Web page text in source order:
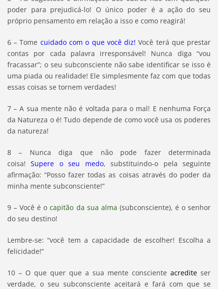
poder para prejudicá-lo! O único poder é a ação do seu
próprio pensamento em relação a isso e como reagirá!
6 – Tome cuidado com o que você diz! Você terá que prestar
contas por cada palavra irresponsável! Nunca diga “vou
fracassar”; o seu subconsciente não sabe identificar se isso é
uma piada ou realidade! Ele simplesmente faz com que todas
essas coisas se tornem verdades!
7 – A sua mente não é voltada para o mal! E nenhuma Força
da Natureza o é! Tudo depende de como você usa os poderes
da natureza!
8 – Nunca diga que não pode fazer determinada
coisa!
Supere o seu medo, substituindo-o pela seguinte
afirmação: “Posso fazer todas as coisas através do poder da
minha mente subconsciente!”
9 – Você é ocapitão da sua alma (subconsciente), é o senhor
do seu destino!
Lembre-se: “você tem a capacidade de escolher! Escolha a
felicidade!”
10 – O que quer que a sua mente conscienteacredite ser
verdade, o seu subconsciente aceitará e fará com que se